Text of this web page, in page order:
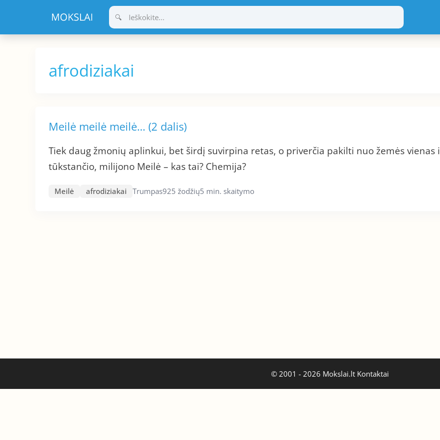
turinio
afrodiziakai
Meilė meilė meilė… (2 dalis)
Tiek daug žmonių aplinkui, bet širdį suvirpina retas, o priverčia pakilti nuo žemės vienas
tūkstančio, milijono Meilė – kas tai? Chemija?
Meilė afrodiziakai Trumpas925 žodžių5 min. skaitymo
© 2001 - 2026 Mokslai.lt Kontaktai